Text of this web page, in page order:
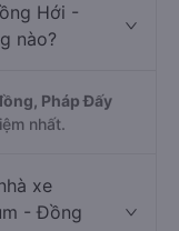
Hới -
nào?
Pháp Đấy
nhất.
xe
- Đồng